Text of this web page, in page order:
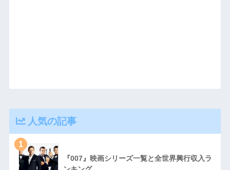
人気の記事
1
『007』映画シリーズ一覧と全世界興行収入ラ